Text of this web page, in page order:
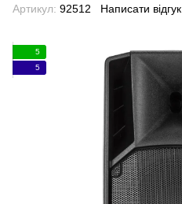
Артикул: 92512 Написати відгук
5
5